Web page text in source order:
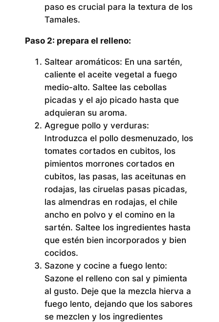
paso es crucial para la textura de los
Tamales.
Paso 2: prepara el relleno:
Saltear aromáticos: En una sartén,
caliente el aceite vegetal a fuego
medio-alto. Saltee las cebollas
picadas y el ajo picado hasta que
adquieran su aroma.
Agregue pollo y verduras:
Introduzca el pollo desmenuzado, los
tomates cortados en cubitos, los
pimientos morrones cortados en
cubitos, las pasas, las aceitunas en
rodajas, las ciruelas pasas picadas,
las almendras en rodajas, el chile
ancho en polvo y el comino en la
sartén. Saltee los ingredientes hasta
que estén bien incorporados y bien
cocidos.
Sazone y cocine a fuego lento:
Sazone el relleno con sal y pimienta
al gusto. Deje que la mezcla hierva a
fuego lento, dejando que los sabores
se mezclen y los ingredientes